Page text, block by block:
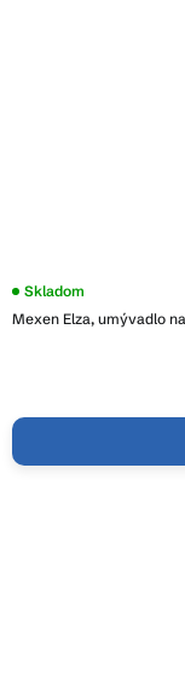
Mexen Elza, umývadlo
Skladom